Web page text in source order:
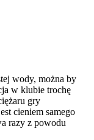
wody, można by
w klubie trochę
gry
cieniem samego
razy z powodu